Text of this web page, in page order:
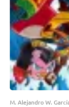
M. Alejandro W.